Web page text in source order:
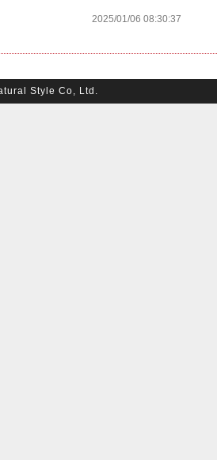
2025/01/06 08:30:37
Style Co, Ltd.